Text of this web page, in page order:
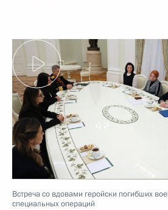
Встреча со вдовами геройски погибших
специальных операций